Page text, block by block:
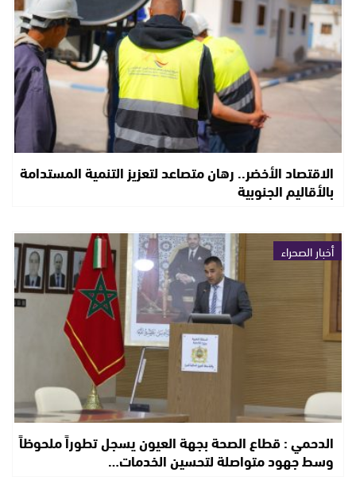
الاقتصاد الأخضر.. رهان متصاعد لتعزيز التنمية المستدامة
بالأقاليم الجنوبية
أخبار الصحراء
الدحمي : قطاع الصحة بجهة العيون يسجل تطوراً ملحوظاً
وسط جهود متواصلة لتحسين الخدمات…